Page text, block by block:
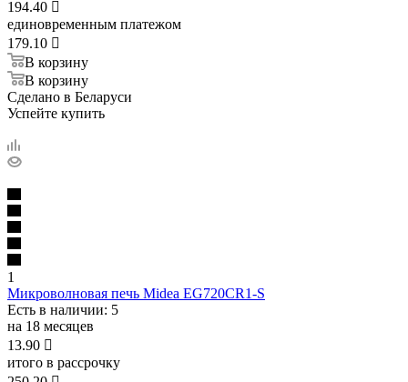
194.40 
единовременным платежом
179.10 
В корзину
В корзину
Сделано в Беларуси
Успейте купить
1
Микроволновая печь Midea EG720CR1-S
Есть в наличии: 5
на 18 месяцев
13.90 
итого в рассрочку